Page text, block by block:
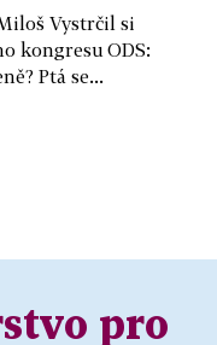
Vystrčil si
kongresu ODS:
Ptá se...
pro